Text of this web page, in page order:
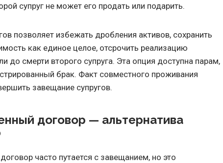
супруг не может его продать или подарить.
позволяет избежать дробления активов, сохранить
как единое целое, отсрочить реализацию
до смерти второго супруга. Эта опция доступна парам,
брак. Факт совместного проживания
завещание супругов.
договор — альтернатива
часто путается с завещанием, но это